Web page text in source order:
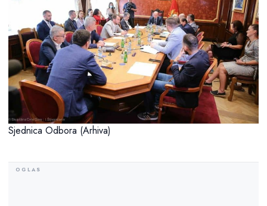
Sjednica Odbora (Arhiva)